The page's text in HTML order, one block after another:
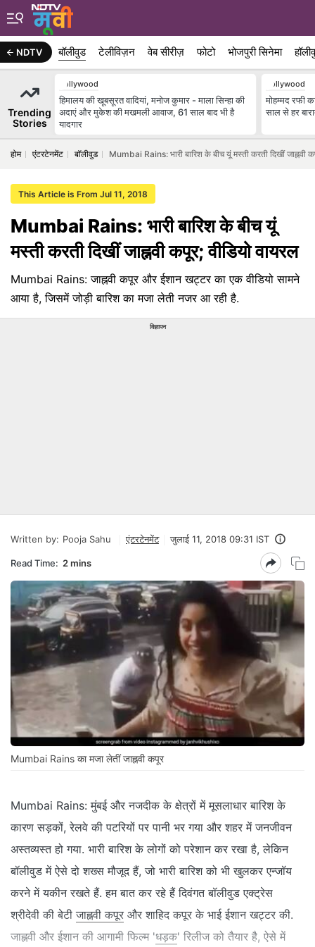
NDTV बॉलीवुड टेलीविज़न वेब सीरीज़ फोटो भोजपुरी सिनेमा
Trending
Stories
Bollywood
हिमालय की खूबसूरत वादियां, मनोज कुमार - माला सिन्हा की
अदाएं और मुकेश की मखमली आवाज, 61 साल बाद भी है
यादगार
Bollywood
मोहम्मद रफी
साल से हर
होम एंटरटेनमेंट बॉलीवुड Mumbai Rains: भारी बारिश के बीच यूं मस्ती करती दिखीं जाह्नवी
This Article is From Jul 11, 2018
Mumbai Rains: भारी बारिश के बीच यूं
मस्ती करती दिखीं जाह्नवी कपूर; वीडियो वायरल
Mumbai Rains: जाह्नवी कपूर और ईशान खट्टर का एक वीडियो सामने
आया है, जिसमें जोड़ी बारिश का मजा लेती नजर आ रही है.
विज्ञापन
Written by: Pooja Sahu एंटरटेनमेंट जुलाई 11, 2018 09:31 IST
Read Time: 2 mins
Mumbai Rains का मजा लेतीं जाह्नवी कपूर
Mumbai Rains: मुंबई और नजदीक के क्षेत्रों में मूसलाधार बारिश के
कारण सड़कों, रेलवे की पटरियों पर पानी भर गया और शहर में जनजीवन
अस्तव्यस्त हो गया. भारी बारिश के लोगों को परेशान कर रखा है, लेकिन
बॉलीवुड में ऐसे दो शख्स मौजूद हैं, जो भारी बारिश को भी खुलकर एन्जॉय
करने में यकीन रखते हैं. हम बात कर रहे हैं दिवंगत बॉलीवुड एक्ट्रेस
श्रीदेवी की बेटीजाह्नवी कपूर और शाहिद कपूर के भाई ईशान खट्टर की.
जाह्नवी और ईशान की आगामी फिल्म 'धड़क' रिलीज को तैयार है, ऐसे में